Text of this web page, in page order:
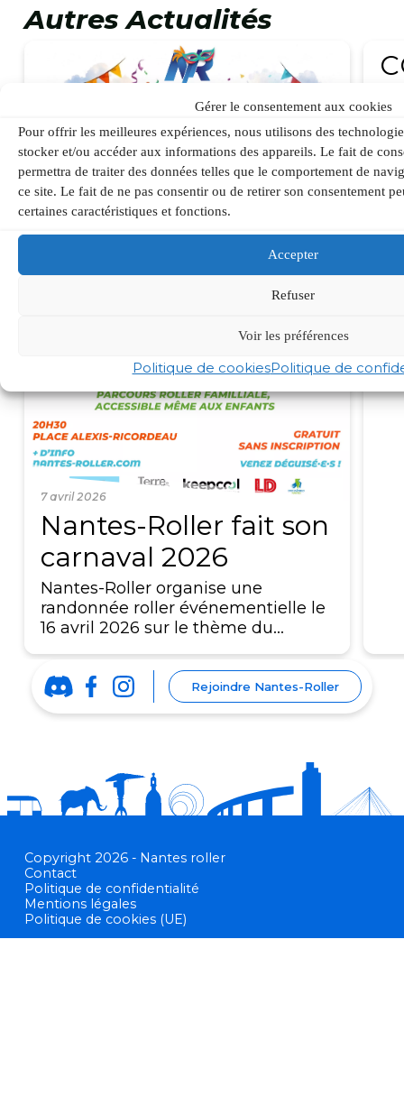
Gérer le consentement aux cookies
Pour offrir les meilleures expériences, nous utilisons des
stocker et/ou accéder aux informations des appareils. Le fait de
permettra de traiter des données telles que le comportement de
ce site. Le fait de ne pas consentir ou de retirer son consentement
certaines caractéristiques et fonctions.
Accepter
Refuser
Voir les préférences
Politique de cookiesPolitique de
Autres Actualités
Nantes-Roller fait son
carnaval 2026
7 avril 2026
Nantes-Roller organise une
randonnée roller événementielle le
16 avril 2026 sur le thème du…
Rejoindre Nantes-Roller
Copyright 2026 - Nantes roller
Contact
Politique de confidentialité
Mentions légales
Politique de cookies (UE)